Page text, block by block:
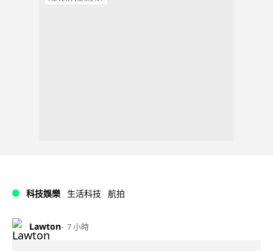
科技娛樂 生活科技 航拍
Lawton 7 小時